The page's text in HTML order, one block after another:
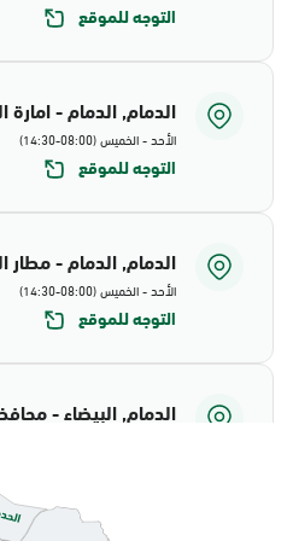
التوجه للموقع
الدمام, الدمام -
الأحد - الخميس (08:00-14:30)
التوجه للموقع
الدمام, الدمام -
الأحد - الخميس (08:00-14:30)
التوجه للموقع
الدمام, البيضاء -